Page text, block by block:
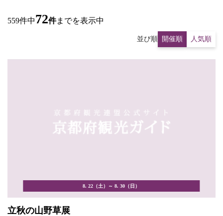
559件中72件までを表示中
並び順 開催順 人気順
8. 22（土）～ 8. 30（日）
立秋の山野草展